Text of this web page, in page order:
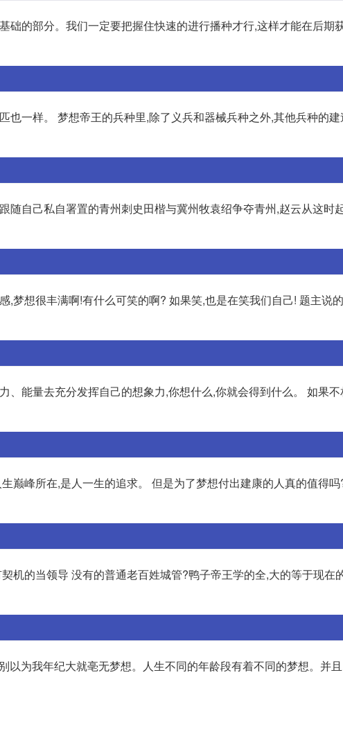
础的部分。我们一定要把握住快速的进行播种才行,这样才能在后期
也一样。 梦想帝王的兵种里,除了义兵和器械兵种之外,其他兵种的建
随自己私自署置的青州刺史田楷与冀州牧袁绍争夺青州,赵云从这时
梦想很丰满啊!有什么可笑的啊? 如果笑,也是在笑我们自己! 题主说
能量去充分发挥自己的想象力,你想什么,你就会得到什么。 如果不
巅峰所在,是人一生的追求。 但是为了梦想付出建康的人真的值得吗
机的当领导 没有的普通老百姓城管?鸭子帝王学的全,大的等于现在
以为我年纪大就亳无梦想。人生不同的年龄段有着不同的梦想。并